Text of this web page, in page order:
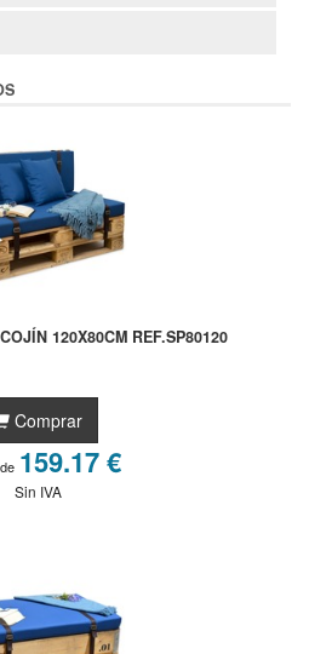
120X80CM REF.SP80120
Comprar
159.17 €
Sin IVA